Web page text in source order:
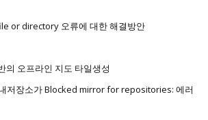
or directory 오류에 대한 해결방안
오프라인 지도 타일생성
저장소가 Blocked mirror for repositories: 에러